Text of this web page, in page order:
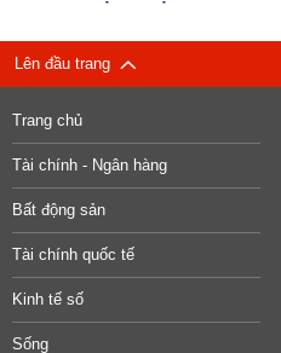
Lên đầu trang
Trang chủ
Tài chính - Ngân hàng
Bất động sản
Tài chính quốc tế
Kinh tế số
Sống